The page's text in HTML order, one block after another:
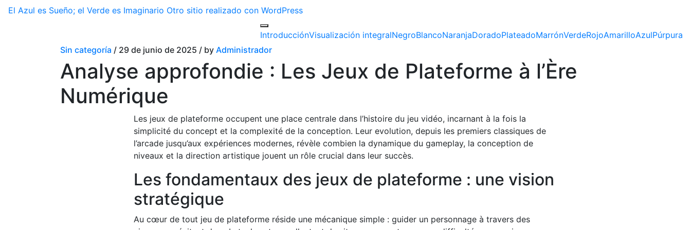
El Azul es Sueño; el Verde es Imaginario Otro sitio realizado con WordPress
IntroducciónVisualización integralNegroBlancoNaranjaDoradoPlateadoMarrónVerdeRojoAmarilloAzulPúrpura
Sin categoría / 29 de junio de 2025 / by Administrador
Analyse approfondie : Les Jeux de Plateforme à l’Ère
Numérique
Les jeux de plateforme occupent une place centrale dans l’histoire du jeu vidéo, incarnant à la fois la
simplicité du concept et la complexité de la conception. Leur evolution, depuis les premiers classiques de
l’arcade jusqu’aux expériences modernes, révèle combien la dynamique du gameplay, la conception de
niveaux et la direction artistique jouent un rôle crucial dans leur succès.
Les fondamentaux des jeux de plateforme : une vision
stratégique
Au cœur de tout jeu de plateforme réside une mécanique simple : guider un personnage à travers des